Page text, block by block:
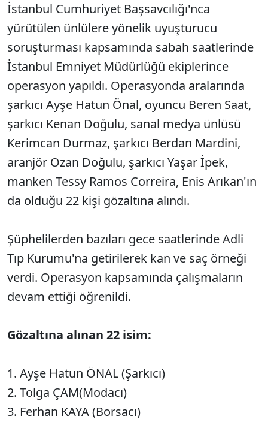
İstanbul Cumhuriyet Başsavcılığı'nca
yürütülen ünlülere yönelik uyuşturucu
soruşturması kapsamında sabah saatlerinde
İstanbul Emniyet Müdürlüğü ekiplerince
operasyon yapıldı. Operasyonda aralarında
şarkıcı Ayşe Hatun Önal, oyuncu Beren Saat,
şarkıcı Kenan Doğulu, sanal medya ünlüsü
Kerimcan Durmaz, şarkıcı Berdan Mardini,
aranjör Ozan Doğulu, şarkıcı Yaşar İpek,
manken Tessy Ramos Correira, Enis Arıkan'ın
da olduğu 22 kişi gözaltına alındı.
Şüphelilerden bazıları gece saatlerinde Adli
Tıp Kurumu'na getirilerek kan ve saç örneği
verdi. Operasyon kapsamında çalışmaların
devam ettiği öğrenildi.
Gözaltına alınan 22 isim:
1. ⁠Ayşe Hatun ÖNAL (Şarkıcı)
2. ⁠Tolga ÇAM(Modacı)
3. ⁠Ferhan KAYA (Borsacı)